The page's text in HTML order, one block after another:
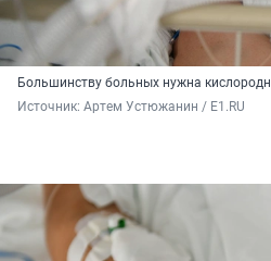
Большинству больных нужна
Источник: Артем Устюжанин / E1.RU